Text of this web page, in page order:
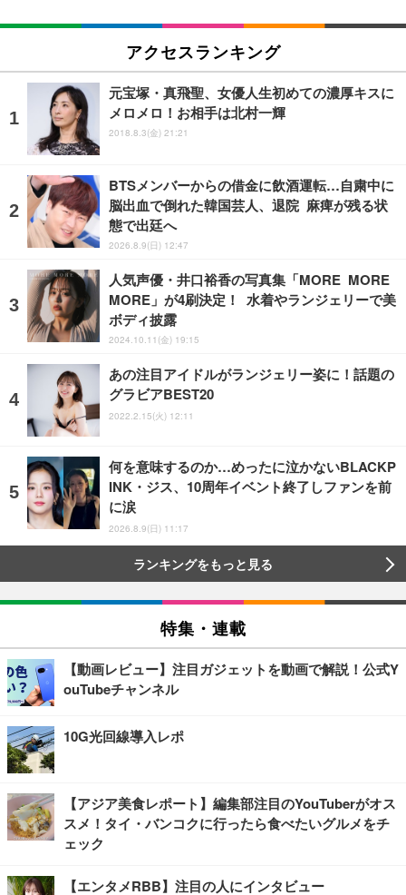
アクセスランキング
元宝塚・真飛聖、女優人生初めての濃厚キスに
メロメロ！お相手は北村一輝
2018.8.3(金) 21:21
BTSメンバーからの借金に飲酒運転…自粛中に
脳出血で倒れた韓国芸人、退院 麻痺が残る状
態で出廷へ
2026.8.9(日) 12:47
人気声優・井口裕香の写真集「MORE MORE
MORE」が4刷決定！ 水着やランジェリーで美
ボディ披露
2024.10.11(金) 19:15
あの注目アイドルがランジェリー姿に！話題の
グラビアBEST20
2022.2.15(火) 12:11
何を意味するのか…めったに泣かないBLACKP
INK・ジス、10周年イベント終了しファンを前
に涙
2026.8.9(日) 11:17
ランキングをもっと見る
特集・連載
【動画レビュー】注目ガジェットを動画で解説！公式Y
ouTubeチャンネル
10G光回線導入レポ
【アジア美食レポート】編集部注目のYouTuberがオス
スメ！タイ・バンコクに行ったら食べたいグルメをチ
ェック
【エンタメRBB】注目の人にインタビュー